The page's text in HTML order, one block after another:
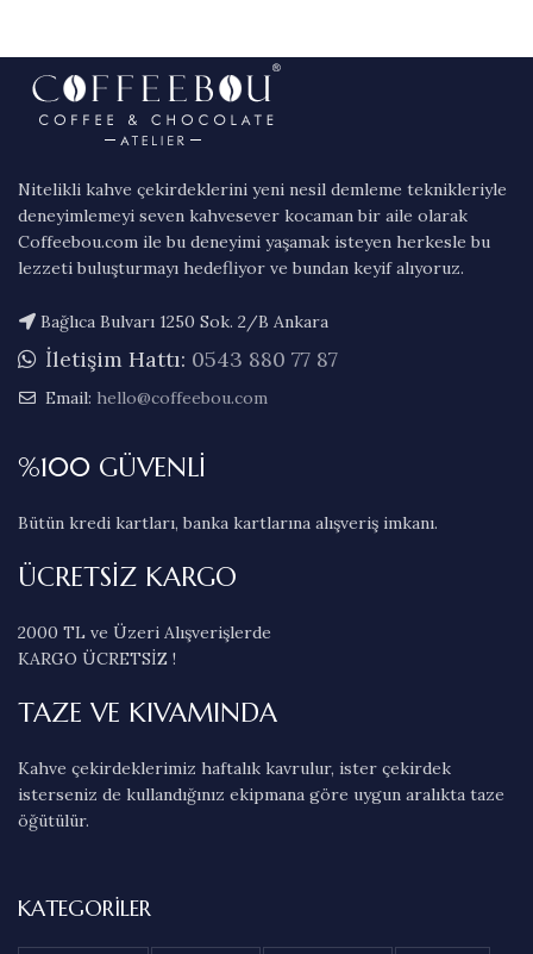
Nitelikli kahve çekirdeklerini yeni nesil demleme teknikleriyle
deneyimlemeyi seven kahvesever kocaman bir aile olarak
Coffeebou.com ile bu deneyimi yaşamak isteyen herkesle bu
lezzeti buluşturmayı hedefliyor ve bundan keyif alıyoruz.
Bağlıca Bulvarı 1250 Sok. 2/B Ankara
İletişim Hattı: 0543 880 77 87
Email: hello@coffeebou.com
%100 GÜVENLİ
Bütün kredi kartları, banka kartlarına alışveriş imkanı.
ÜCRETSİZ KARGO
2000 TL ve Üzeri Alışverişlerde
KARGO ÜCRETSİZ !
TAZE VE KIVAMINDA
Kahve çekirdeklerimiz haftalık kavrulur, ister çekirdek
isterseniz de kullandığınız ekipmana göre uygun aralıkta taze
öğütülür.
KATEGORILER